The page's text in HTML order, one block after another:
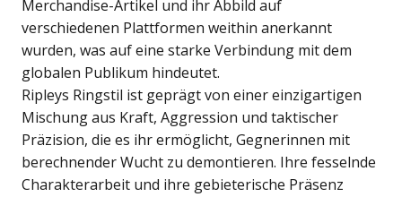
Merchandise-Artikel und ihr Abbild auf
verschiedenen Plattformen weithin anerkannt
wurden, was auf eine starke Verbindung mit dem
globalen Publikum hindeutet.
Ripleys Ringstil ist geprägt von einer einzigartigen
Mischung aus Kraft, Aggression und taktischer
Präzision, die es ihr ermöglicht, Gegnerinnen mit
berechnender Wucht zu demontieren. Ihre fesselnde
Charakterarbeit und ihre gebieterische Präsenz